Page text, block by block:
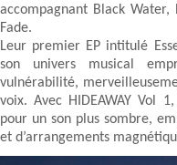
accompagnant Black Water,
Fade.
Leur premier EP intitulé
son univers musical
vulnérabilité,
voix. Avec HIDEAWAY Vol
pour un son plus sombre,
et d’arrangements